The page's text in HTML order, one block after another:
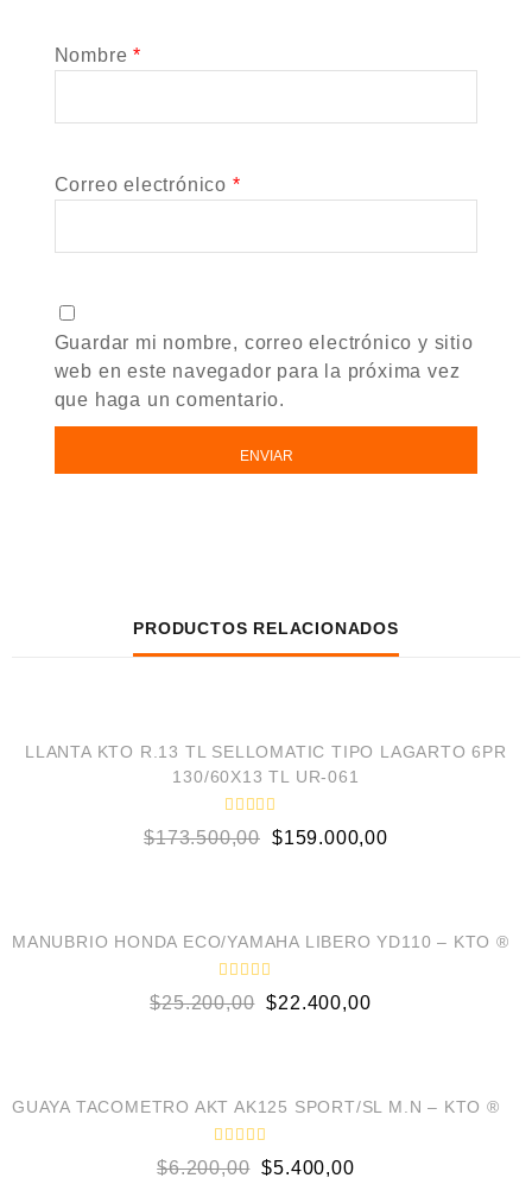
Nombre*
Correo electrónico *
Guardar mi nombre, correo electrónico y sitio
web en este navegador para la próxima vez
que haga un comentario.
PRODUCTOS RELACIONADOS
¡OFERTA!
LLANTA KTO R.13 TL SELLOMATIC TIPO LAGARTO 6PR
130/60X13 TL UR-061
V
a
o
e
n
d
$173.500,00 $159.000,00
MANUBRIO HONDA ECO/YAMAHA LIBERO YD110 – KTO ®
V
a
o
e
n
d
$25.200,00 $22.400,00
GUAYA TACOMETRO AKT AK125 SPORT/SL M.N – KTO ®
V
a
$6.200,00 $5.400,00